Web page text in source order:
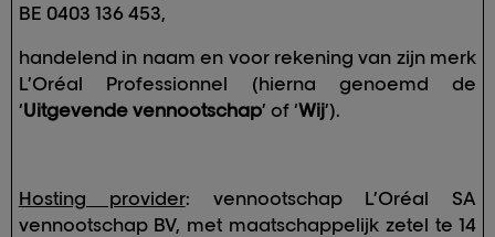
BE 0403 136 453,
handelend in naam en voor rekening van zijn merk
L’Oréal Professionnel (hierna genoemd de
‘Uitgevende vennootschap’ of ‘Wij’).
Hosting provider: vennootschap L’Oréal SA
vennootschap BV, met maatschappelijk zetel te 14